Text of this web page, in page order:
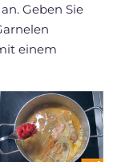
Geben Sie
einem